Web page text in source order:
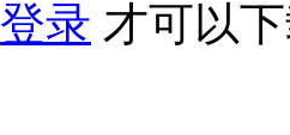
登录 才可以